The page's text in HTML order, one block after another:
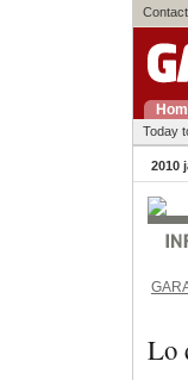
Contact
Today
2010
Lo